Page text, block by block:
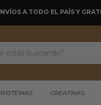
A TODO EL PAÍS Y
CREATINAS